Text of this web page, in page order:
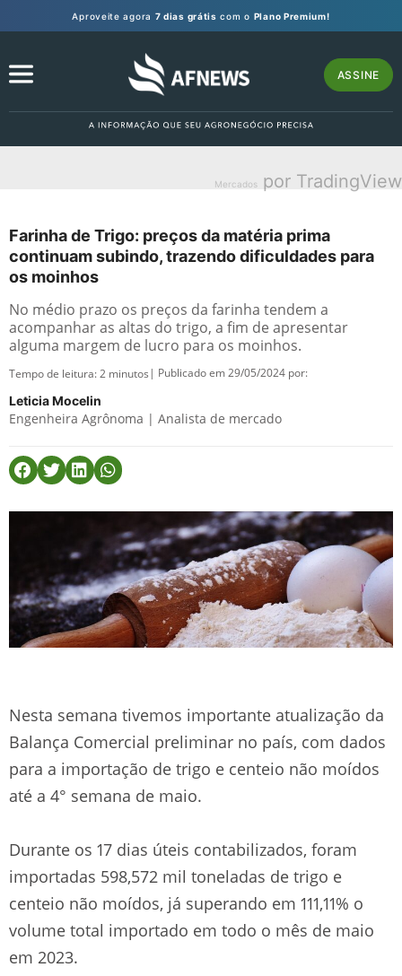
Aproveite agora 7 dias grátis com o Plano Premium!
ASSINE
Mercados por TradingView
Farinha de Trigo: preços da matéria prima
continuam subindo, trazendo dificuldades para
os moinhos
No médio prazo os preços da farinha tendem a
acompanhar as altas do trigo, a fim de apresentar
alguma margem de lucro para os moinhos.
Tempo de leitura:2 minutos | Publicado em 29/05/2024 por:
Leticia Mocelin
Engenheira Agrônoma | Analista de mercado
Nesta semana tivemos importante atualização da
Balança Comercial preliminar no país, com dados
para a importação de trigo e centeio não moídos
até a 4° semana de maio.
Durante os 17 dias úteis contabilizados, foram
importadas 598,572 mil toneladas de trigo e
centeio não moídos, já superando em 111,11% o
volume total importado em todo o mês de maio
em 2023.